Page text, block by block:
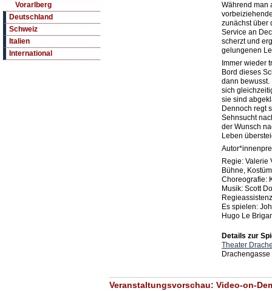
Vorarlberg
Deutschland
Schweiz
Italien
International
Während man
zunächst über
Service an
scherzt und
gelungenen
Immer wieder
Bord dieses
dann bewusst.
sich
sie sind
Dennoch regt
Sehnsucht
der Wunsch
Leben
Regie: Valerie
Bühne,
Choreografie:
Musik: Scott
Es spielen:
Hugo Le
Details zur
Theater
Veranstaltungsvorschau: Video-on-